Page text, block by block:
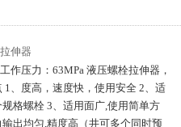
伸器
作压力：63MPa 液压螺栓拉伸器，
、度高，速度快，使用安全 2、适
格螺栓 3、适用面广,使用简单方
出均匀,精度高（井可多个同时预